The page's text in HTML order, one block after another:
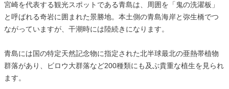
宮崎を代表する観光スポットである青島は、周囲を「鬼の洗濯板」
と呼ばれる奇岩に囲まれた景勝地。本土側の青島海岸と弥生橋でつ
ながっていますが、干潮時には陸続きになります。
青島には国の特定天然記念物に指定された北半球最北の亜熱帯植物
群落があり、ビロウ大群落など200種類にも及ぶ貴重な植生を見られ
ます。